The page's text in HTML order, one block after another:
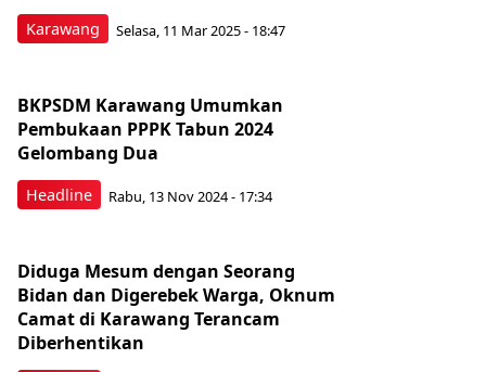
Karawang Selasa, 11 Mar 2025 - 18:47
Headline
BKPSDM Karawang Umumkan
Pembukaan PPPK Tabun 2024
Gelombang Dua
Rabu, 13 Nov 2024 - 17:34
Diduga Mesum dengan Seorang
Bidan dan Digerebek Warga, Oknum
Camat di Karawang Terancam
Diberhentikan